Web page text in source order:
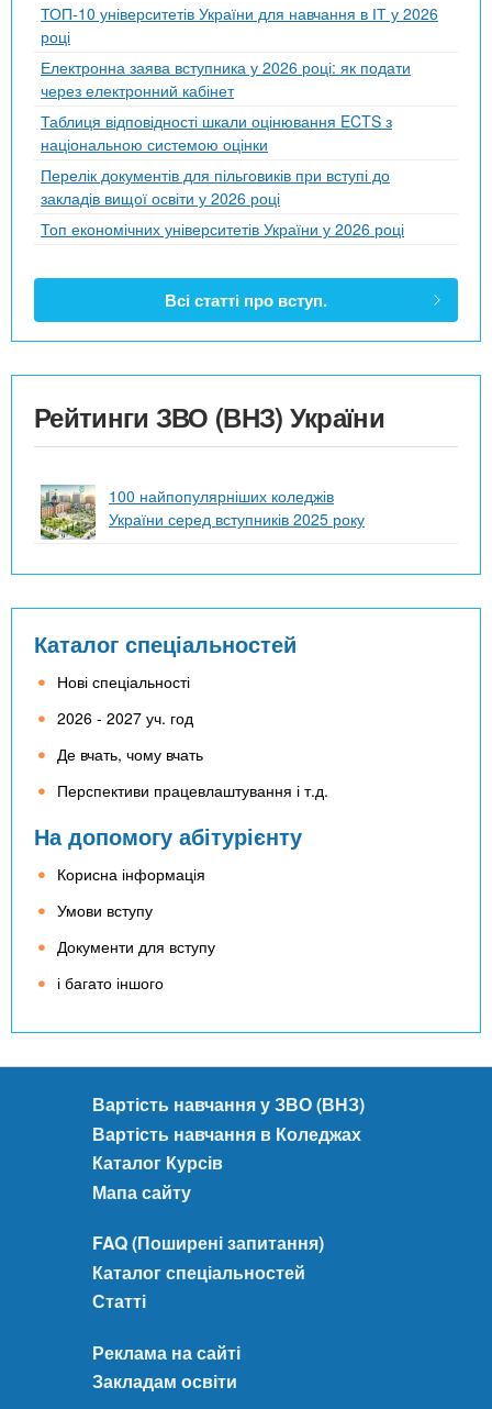
ТОП-10 університетів України для навчання в ІТ у 2026
році
Електронна заява вступника у 2026 році: як подати
через електронний кабінет
Таблиця відповідності шкали оцінювання ECTS з
національною системою оцінки
Перелік документів для пільговиків при вступі до
закладів вищої освіти у 2026 році
Топ економічних університетів України у 2026 році
Всі статті про вступ.
Рейтинги ЗВО (ВНЗ) України
100 найпопулярніших коледжів
України серед вступників 2025 року
Каталог спеціальностей
Нові спеціальності
2026 - 2027 уч. год
Де вчать, чому вчать
Перспективи працевлаштування і т.д.
На допомогу абітурієнту
Корисна інформація
Умови вступу
Документи для вступу
і багато іншого
Вартість навчання у ЗВО (ВНЗ)
Вартість навчання в Коледжах
Каталог Курсів
Мапа сайту
FAQ (Поширені запитання)
Каталог спеціальностей
Статті
Реклама на сайті
Закладам освіти